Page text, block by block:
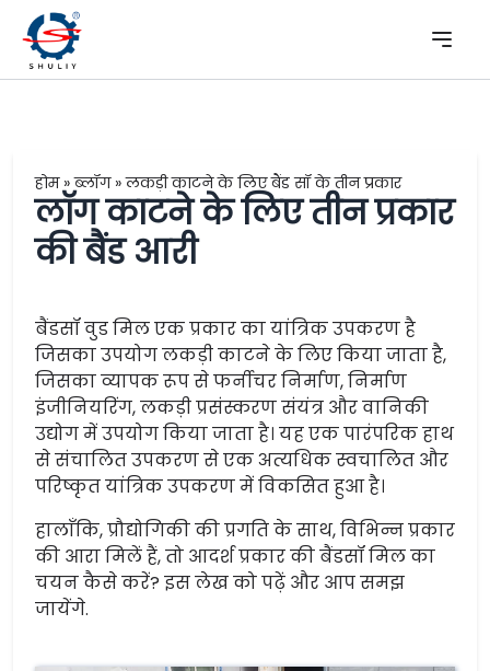
होम»ब्लॉग»लकड़ी काटने के लिए बैंड सॉ के तीन प्रकार
लॉग काटने के लिए तीन प्रकार
की बैंड आरी
बैंडसॉ वुड मिल एक प्रकार का यांत्रिक उपकरण है
जिसका उपयोग लकड़ी काटने के लिए किया जाता है,
जिसका व्यापक रूप से फर्नीचर निर्माण, निर्माण
इंजीनियरिंग, लकड़ी प्रसंस्करण संयंत्र और वानिकी
उद्योग में उपयोग किया जाता है। यह एक पारंपरिक हाथ
से संचालित उपकरण से एक अत्यधिक स्वचालित और
परिष्कृत यांत्रिक उपकरण में विकसित हुआ है।
हालाँकि, प्रौद्योगिकी की प्रगति के साथ, विभिन्न प्रकार
की आरा मिलें हैं, तो आदर्श प्रकार की बैंडसॉ मिल का
चयन कैसे करें? इस लेख को पढ़ें और आप समझ
जायेंगे.